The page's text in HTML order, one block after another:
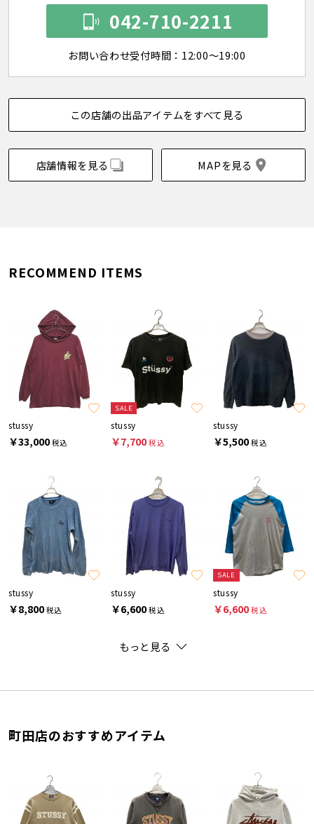
042-710-2211
お問い合わせ受付時間：12:00～19:00
この店舗の出品アイテムをすべて見る
店舗情報を見る MAPを見る
RECOMMEND ITEMS
stussy
￥33,000税込
SALE
stussy
￥7,700税込
stussy
￥5,500税込
stussy
￥8,800税込
stussy
￥6,600税込
SALE
stussy
￥6,600税込
もっと見る
町田店のおすすめアイテム